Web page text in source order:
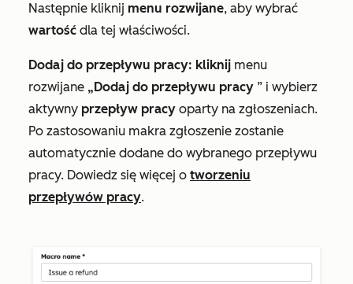
Następnie kliknij menu rozwijane, aby wybrać
wartość dla tej właściwości.
Dodaj do przepływu pracy: kliknij menu
rozwijane „Dodaj do przepływu pracy ” i wybierz
aktywny przepływ pracy oparty na zgłoszeniach.
Po zastosowaniu makra zgłoszenie zostanie
automatycznie dodane do wybranego przepływu
pracy. Dowiedz się więcej o tworzeniu
przepływów pracy.